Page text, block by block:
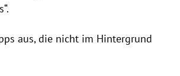
aus, die nicht im Hintergrund